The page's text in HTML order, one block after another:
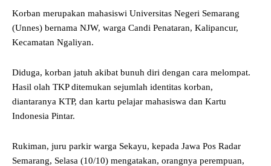
Korban merupakan mahasiswi Universitas Negeri Semarang
(Unnes) bernama NJW, warga Candi Penataran, Kalipancur,
Kecamatan Ngaliyan.
Diduga, korban jatuh akibat bunuh diri dengan cara melompat.
Hasil olah TKP ditemukan sejumlah identitas korban,
diantaranya KTP, dan kartu pelajar mahasiswa dan Kartu
Indonesia Pintar.
Rukiman, juru parkir warga Sekayu, kepada Jawa Pos Radar
Semarang, Selasa (10/10) mengatakan, orangnya perempuan,